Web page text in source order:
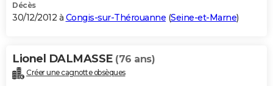
Décès
30/12/2012 à Congis-sur-Thérouanne (Seine-et-Marne)
Lionel DALMASSE (76 ans)
Créer une cagnotte obsèques